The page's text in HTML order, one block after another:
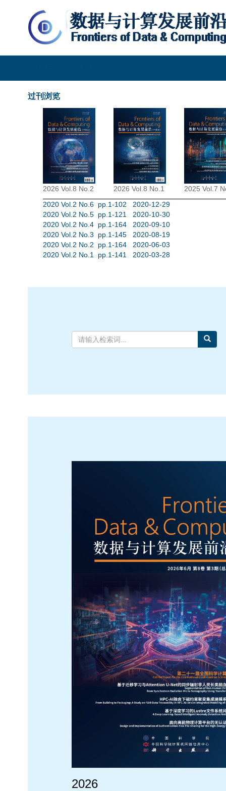
过刊浏览
2026 Vol.8 No.2 2026 Vol.8 No.1
2025 Vol.7
2020 Vol.2 No.6 pp.1-102 2020-12-29
2020 Vol.2 No.5 pp.1-121 2020-10-30
2020 Vol.2 No.4 pp.1-164 2020-09-10
2020 Vol.2 No.3 pp.1-145 2020-08-19
2020 Vol.2 No.2 pp.1-164 2020-06-03
2020 Vol.2 No.1 pp.1-141 2020-03-28
2026